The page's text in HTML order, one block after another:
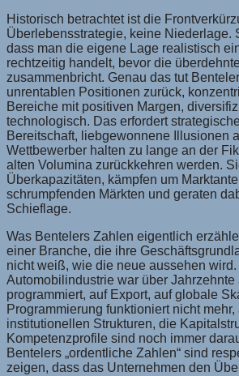
Historisch betrachtet ist die
Überlebensstrategie, keine Niederlage.
dass man die eigene Lage realistisch
rechtzeitig handelt, bevor die
zusammenbricht. Genau das tut
unrentablen Positionen zurück,
Bereiche mit positiven Margen,
technologisch. Das erfordert
Bereitschaft, liebgewonnene Illusionen
Wettbewerber halten zu lange an der
alten Volumina zurückkehren werden.
Überkapazitäten, kämpfen um
schrumpfenden Märkten und geraten
Schieflage.
Was Bentelers Zahlen eigentlich
einer Branche, die ihre
nicht weiß, wie die neue aussehen
Automobilindustrie war über Jahrzehnte
programmiert, auf Export, auf globale
Programmierung funktioniert nicht mehr,
institutionellen Strukturen, die
Kompetenzprofile sind noch immer
Bentelers „ordentliche Zahlen“ sind
zeigen, dass das Unternehmen den